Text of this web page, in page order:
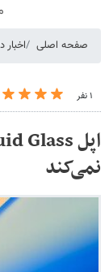
صفحه اصلی
۱ نفر
نمی‌کند